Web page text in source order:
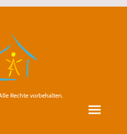
Rechte vorbehalten.